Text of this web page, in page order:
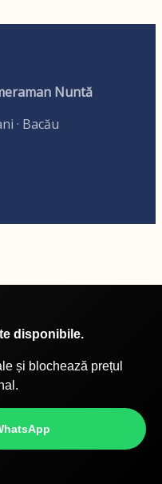
Nuntă
· Bacău
disponibile.
și blochează prețul